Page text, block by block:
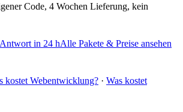
Code, 4 Wochen Lieferung, kein
in 24 hAlle Pakete & Preise ansehen
kostet Webentwicklung? · Was kostet